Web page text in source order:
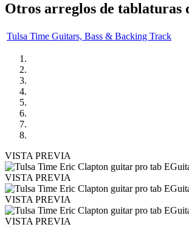
Otros arreglos de tablaturas
Tulsa Time Guitars, Bass & Backing Track
VISTA PREVIA
VISTA PREVIA
VISTA PREVIA
VISTA PREVIA